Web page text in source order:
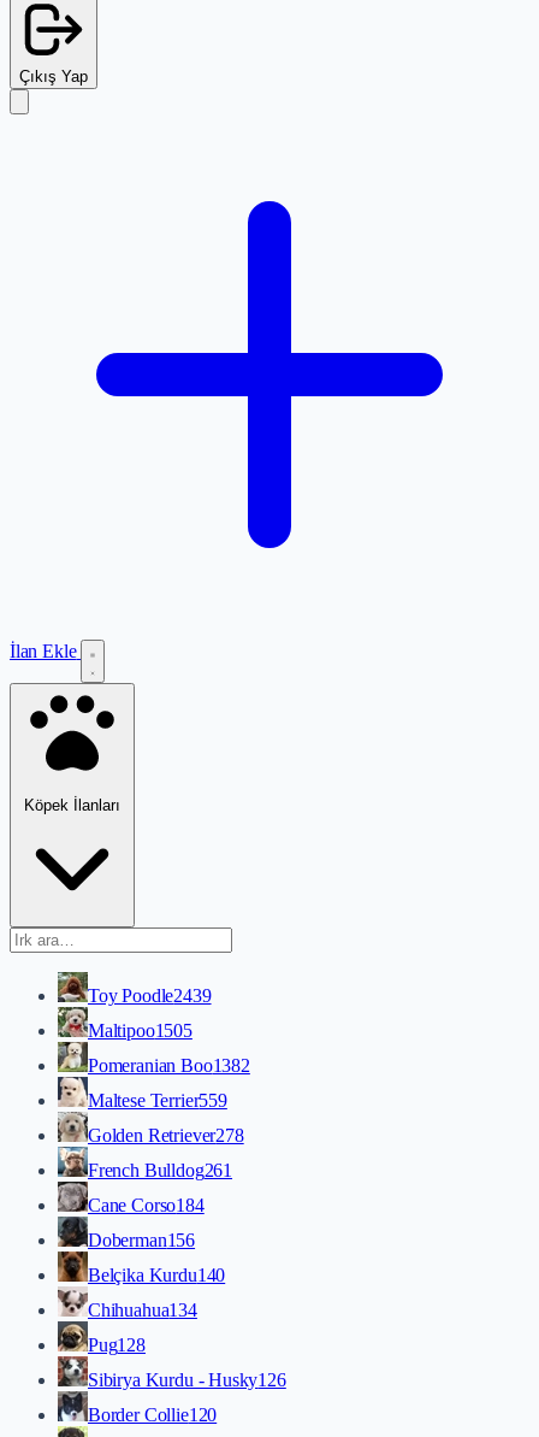
Çıkış Yap
İlan Ekle
Köpek İlanları
Toy Poodle2439
Maltipoo1505
Pomeranian Boo1382
Maltese Terrier559
Golden Retriever278
French Bulldog261
Cane Corso184
Doberman156
Belçika Kurdu140
Chihuahua134
Pug128
Sibirya Kurdu - Husky126
Border Collie120